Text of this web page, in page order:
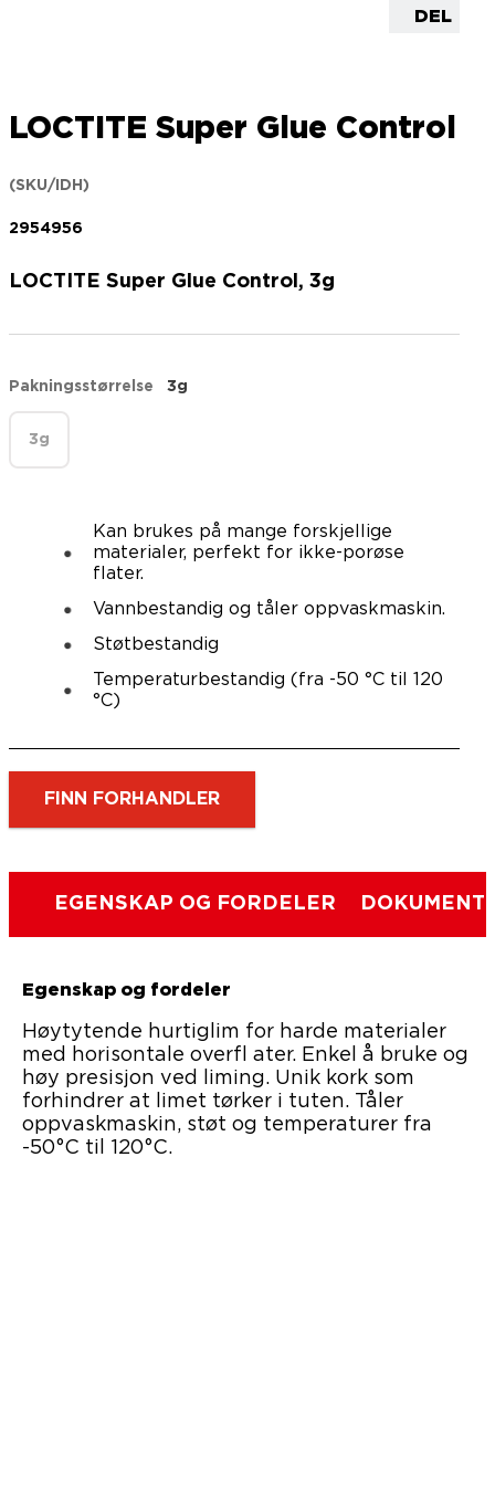
DEL
LOCTITE Super Glue Control
(SKU/IDH)
2954956
LOCTITE Super Glue Control, 3g
Pakningsstørrelse 3g
3g
Kan brukes på mange forskjellige
materialer, perfekt for ikke-porøse
flater.
Vannbestandig og tåler oppvaskmaskin.
Støtbestandig
Temperaturbestandig (fra -50 °C til 120
°C)
FINN FORHANDLER
EGENSKAP OG FORDELER
Egenskap og fordeler
Høytytende hurtiglim for harde materialer
med horisontale overfl ater. Enkel å bruke og
høy presisjon ved liming. Unik kork som
forhindrer at limet tørker i tuten. Tåler
oppvaskmaskin, støt og temperaturer fra
-50°C til 120°C.